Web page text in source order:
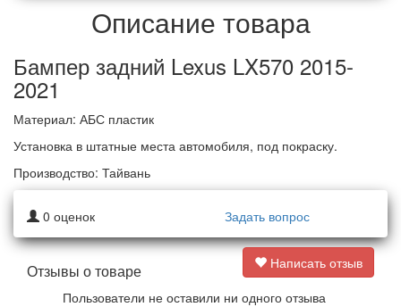
Описание товара
Бампер задний Lexus LX570 2015-
2021
Материал: АБС пластик
Установка в штатные места автомобиля, под покраску.
Производство: Тайвань
0 оценок Задать вопрос
Отзывы о товаре
Написать отзыв
Пользователи не оставили ни одного отзыва